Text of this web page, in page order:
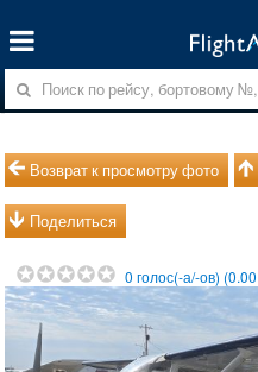
Возврат к просмотру фото
Поделиться
0 голос(-а/-ов) (0.00